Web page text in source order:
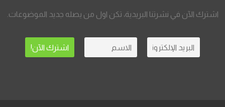
اشترك الآن في نشرتنا البريدية، تكن اول من يصله جديد الموضوعات.